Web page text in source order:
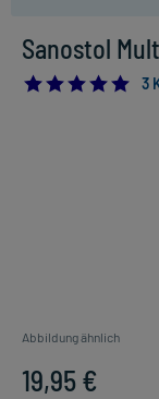
Sanostol
5.0
3
Abbildung ähnlich
19,95 €